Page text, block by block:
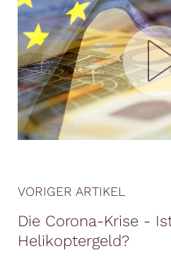
VORIGER ARTIKEL
Die Corona-Krise -
Helikoptergeld?